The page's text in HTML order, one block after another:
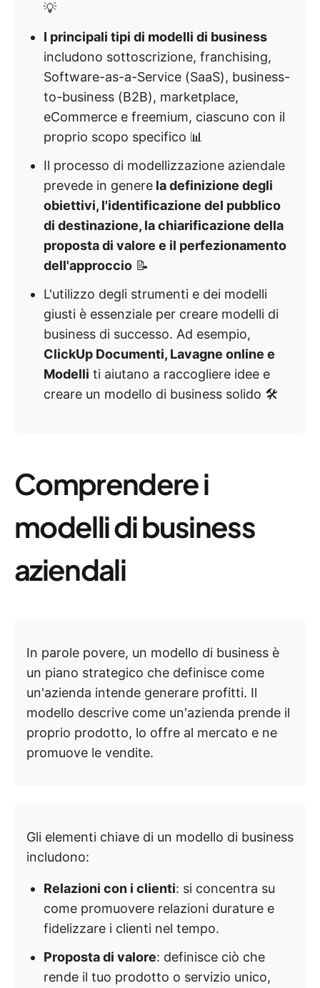
💡
I principali tipi di modelli di business
includono sottoscrizione, franchising,
Software-as-a-Service (SaaS), business-
to-business (B2B), marketplace,
eCommerce e freemium, ciascuno con il
proprio scopo specifico 📊
Il processo di modellizzazione aziendale
prevede in genere la definizione degli
obiettivi, l'identificazione del pubblico
di destinazione, la chiarificazione della
proposta di valore e il perfezionamento
dell'approccio 📝
L'utilizzo degli strumenti e dei modelli
giusti è essenziale per creare modelli di
business di successo. Ad esempio,
ClickUp Documenti, Lavagne online e
Modelli ti aiutano a raccogliere idee e
creare un modello di business solido 🛠️
Comprendere i
modelli di business
aziendali
In parole povere, un modello di business è
un piano strategico che definisce come
un'azienda intende generare profitti. Il
modello descrive come un'azienda prende il
proprio prodotto, lo offre al mercato e ne
promuove le vendite.
Gli elementi chiave di un modello di business
includono:
Relazioni con i clienti: si concentra su
come promuovere relazioni durature e
fidelizzare i clienti nel tempo.
Proposta di valore: definisce ciò che
rende il tuo prodotto o servizio unico,